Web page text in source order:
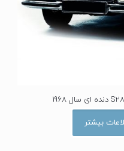
بیشتر